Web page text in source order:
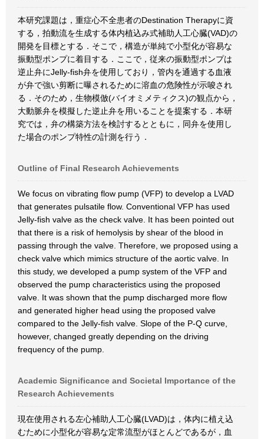
本研究課題は，重症心不全患者のDestination Therapyに資
する，拍動流を生成する体内植込み式補助人工心臓(VAD)の
開発を目標とする．そこで，構造が単純で小型化が容易な
振動型ポンプに着目する．ここで，従来の振動型ポンプは
逆止弁にJelly-fish弁を使用しており，管内を通過する血液
が弁で強い剪断に曝されるために溶血の危険性が示唆され
る．そのため，生物模倣(バイオミメティクス)の観点から，
大動脈弁を模擬した逆止弁を用いることを提案する．本研
究では，弁の構築方法を検討するとともに，同弁を使用し
た場合のポンプ特性の計測を行う．
Outline of Final Research Achievements
We focus on vibrating flow pump (VFP) to develop a LVAD
that generates pulsatile flow. Conventional VFP has used
Jelly-fish valve as the check valve. It has been pointed out
that there is a risk of hemolysis by shear of the blood in
passing through the valve. Therefore, we proposed using a
check valve which mimics structure of the aortic valve. In
this study, we developed a pump system of the VFP and
observed the pump characteristics using the proposed
valve. It was shown that the pump discharged more flow
and generated higher head using the proposed valve
compared to the Jelly-fish valve. Slope of the P-Q curve,
however, changed greatly depending on the driving
frequency of the pump.
Academic Significance and Societal Importance of the
Research Achievements
現在使用される左心補助人工心臓(LVAD)は，体内に植え込
むために小型化が容易な定常流型がほとんどであるが，血